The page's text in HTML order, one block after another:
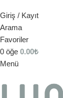
Giriş / Kayıt
Arama
Favoriler
0 öğe 0.00₺
Menü